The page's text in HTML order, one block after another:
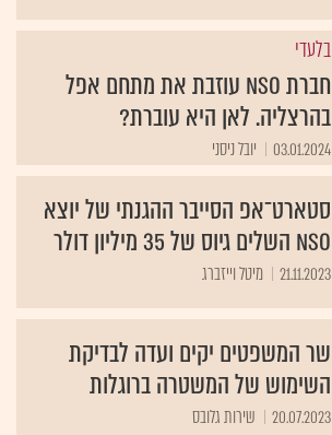
בלעדי
חברת NSO עוזבת את מתחם אפל
בהרצליה. לאן היא עוברת?
03.01.2024 יובל ניסני
סטארט־אפ הסייבר ההגנתי של יוצא
NSO השלים גיוס של 35 מיליון דולר
21.11.2023 מיטל וייזברג
שר המשפטים יקים ועדה לבדיקת
השימוש של המשטרה ברוגלות
20.07.2023 שירות גלובס